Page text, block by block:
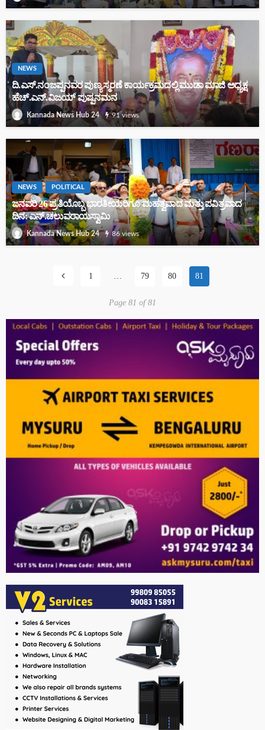
ಬೈಲುಕುಪ್ಪೆಯ ‘ಶತಾಕ್ಷಿ ವನ’ಕ್ಕೆ ಪ್ರಧಾನಿಯರ ಮೆಚ್ಚುಗೆ – ಮನ್ ಕಿ ಬಾತ್‌ನಲ್ಲಿ ಉಲ್ಲೇಖ
HOME ASTROLOGY
26-04-2026 ರ ರಾಶಿ ವಾರಭವಿಷ್ಯ
ಬೇಸಾಯದ ಜಮೀನಿಗೆ ತೊಂದರೆ ನೀಡುತ್ತಿದ್ದು ಸೂಕ್ತ ರಕ್ಷಣೆ ನೀಡುವಂತ್ತೆ ಒತ್ತಾಯಿಸಿದ
ನೊಂದ ಮಾಲೀಕ
ಬಿಸಿಲಿನಿಂದ ಬರಿದಾದ ಕೆರೆಗಳು, ಸಂಕಷ್ಟದಲ್ಲಿ ರೈತರು : ಸರ್ಕಾರದ ನಿರ್ಲಕ್ಷ್ಯಕ್ಕೆ
ಕುಮಾರಸ್ವಾಮಿ ಗರಂ : ಗೃಹಲಕ್ಷ್ಮಿ ಬಗ್ಗೆ ಕುಮಾರಸ್ವಾಮಿ ಸ್ಪಷ್ಟನೆ
ಅಭಿಮಾನಿಗಳ ಸಮ್ಮುಖದಲ್ಲಿ ಡಾ. ಎಂ. ಲಿಂಗರಾಜು ಜನ್ಮದಿನ ಸಂಭ್ರಮ : ನಾಡು-
ನುಡಿಗೆ ಹೋರಾಟ ಮುಂದುವರಿಸುವ ಪ್ರತಿಜ್ಞೆ
25-04-2026 ರ ರಾಶಿ ದಿನಭವಿಷ್ಯ
HOME ASTROLOGY
24-04-2026 ರ ರಾಶಿ ದಿನಭವಿಷ್ಯ
Kannada News Hub 24
NEWS
ದಿ.ಎಸ್.ನಂಜಪ್ಪನವರ ಪುಣ್ಯ ಸ್ಮರಣೆ ಕಾರ್ಯಕ್ರಮದಲ್ಲಿ ಮುಡಾ ಮಾಜಿ ಅಧ್ಯಕ್ಷ
ಹೆಚ್.ಎನ್.ವಿಜಯ್ ಪುಷ್ಪನಮನ
Kannada News Hub 24 91 views
NEWS POLITICAL
ಜನವರಿ 26 ಪ್ರತಿಯೊಬ್ಬ ಭಾರತೀಯರಿಗೂ ಮಹತ್ವವಾದ ಮತ್ತು ಪವಿತ್ರವಾದ
ದಿನ: ಎನ್.ಚಲುವರಾಯಸ್ವಾಮಿ
Kannada News Hub 24 86 views
1 … 79 80 81
Page 81 of 81